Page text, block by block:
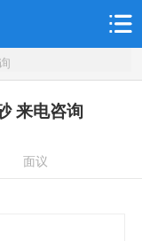
来电咨询
面议